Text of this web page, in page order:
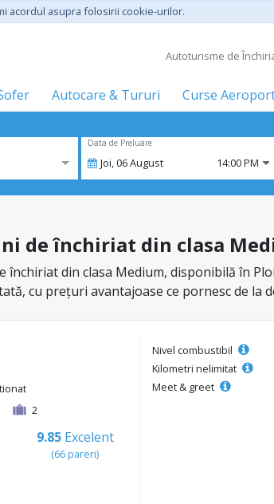
acordul asupra folosirii cookie-urilor.
Autoturisme de
Autocare & Tururi
Curse
Data de Preluare
Joi,06August 14:00 PM
de închiriat din clasa
din clasa Medium, disponibilă în
cu prețuri avantajoase ce pornesc de la
2
9.85 Excelent
(66 pareri)
Nivel combustibil
Kilometri nelimitat
Meet & greet